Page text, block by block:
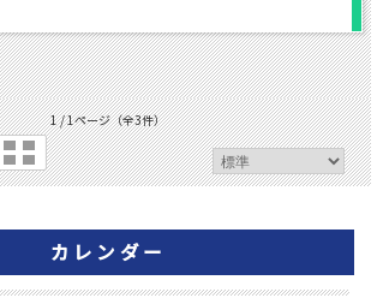
1 / 1ページ（全3件）
カレンダー